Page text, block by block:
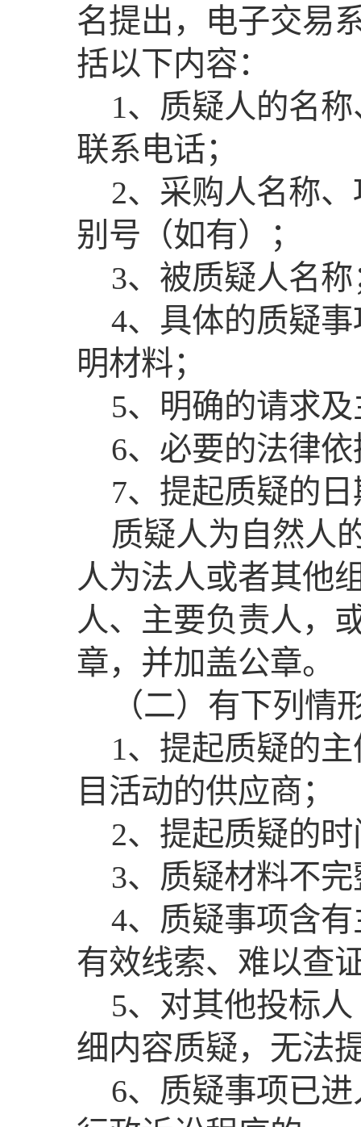
名提出，电子交易
括以下内容：
1、质疑人的名
联系电话；
2、采购人名称
别号（如有）；
3、被质疑人名称
4、具体的质疑
明材料；
5、明确的请求
6、必要的法律
7、提起质疑的
质疑人为自然人
人为法人或者其他
人、主要负责人，
章，并加盖公章。
（二）有下列情
1、提起质疑的
目活动的供应商；
2、提起质疑的
3、质疑材料不
4、质疑事项含
有效线索、难以查
5、对其他投标
细内容质疑，无法
6、质疑事项已